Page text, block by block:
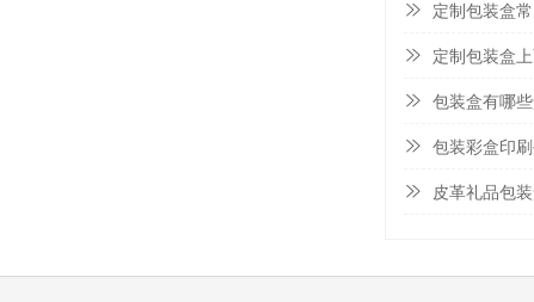
定制包装盒
定制包装盒
包装盒有哪
包装彩盒印
皮革礼品包